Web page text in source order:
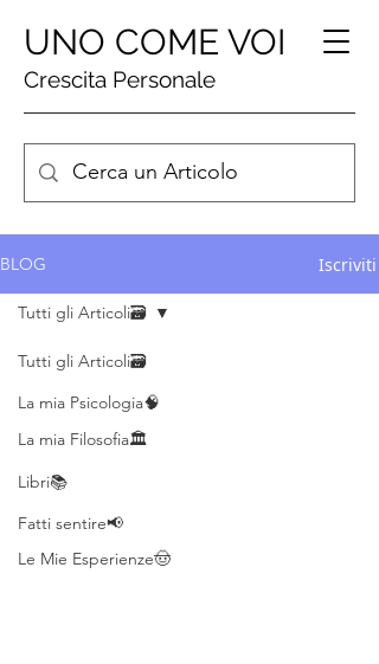
UNO COME VOI
Crescita Personale
BLOG Iscriviti
Tutti gli Articoli🗃️
La mia Psicologia🧠
La mia Filosofia🏛️
Libri📚
Fatti sentire📢
Le Mie Esperienze🤠
Tutti gli Articoli🗃️